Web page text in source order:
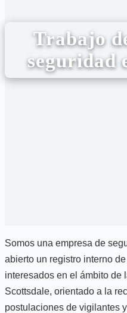
Trabajo
seguridad
Somos una empresa de
abierto un registro interno
interesados en el ámbito de
Scottsdale, orientado a la
postulaciones de vigilantes